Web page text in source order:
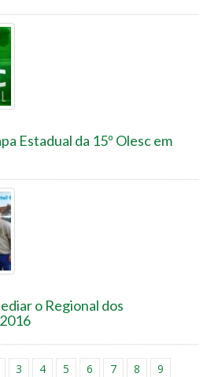
Estadual da 15º Olesc em
o Regional dos
3 4 5 6 7 8
9